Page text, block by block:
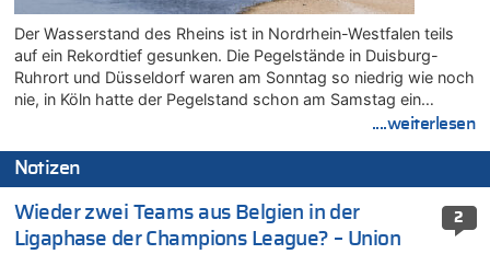
Der Wasserstand des Rheins ist in Nordrhein-Westfalen teils
auf ein Rekordtief gesunken. Die Pegelstände in Duisburg-
Ruhrort und Düsseldorf waren am Sonntag so niedrig wie noch
nie, in Köln hatte der Pegelstand schon am Samstag ein…
....weiterlesen
Notizen
2
Wieder zwei Teams aus Belgien in der
Ligaphase der Champions League? – Union